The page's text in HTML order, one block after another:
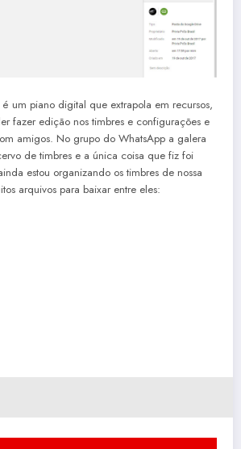
é um piano digital que extrapola em recursos,
fazer edição nos timbres e configurações e
amigos. No grupo do WhatsApp a galera
de timbres e a única coisa que fiz foi
estou organizando os timbres de nossa
arquivos para baixar entre eles: